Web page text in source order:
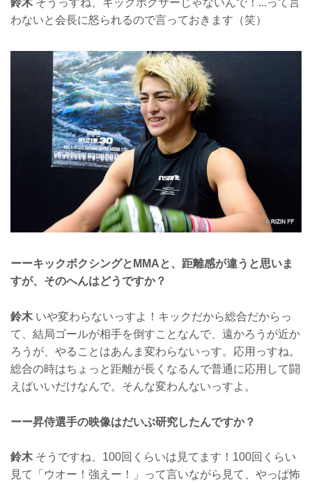
わないと会長に怒られるので言っておきます（笑）
ーーキックボクシングとMMAと、距離感が違うと思いま
すが、そのへんはどうですか？
鈴木 いや変わらないっすよ！キックだから総合だからっ
て、結局ゴールが相手を倒すことなんで、遠かろうが近か
ろうが、やることはあんま変わらないっす。応用っすね。
総合の時はちょっと距離が長くなるんで普通に応用して闘
えばいいだけなんで。そんな変わんないっすよ。
ーー昇侍選手の映像はだいぶ研究したんですか？
鈴木 そうですね、100回くらいは見てます！100回くらい
見て「ウオー！強えー！」って言いながら見て、やっぱ怖